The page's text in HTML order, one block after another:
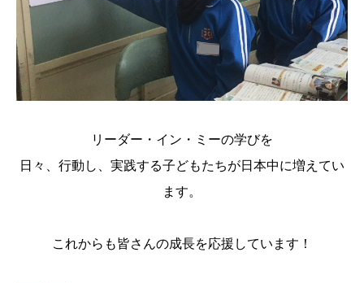
リーダー・イン・ミーの学びを
日々、行動し、実践する子どもたちが日本中に増えてい
ます。
これからも皆さんの成長を応援しています！